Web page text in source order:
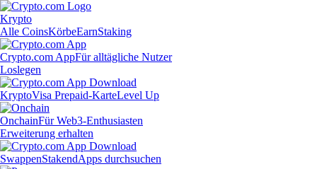
Krypto
Alle CoinsKörbeEarnStaking
Crypto.com AppFür alltägliche Nutzer
Loslegen
KryptoVisa Prepaid-KarteLevel Up
OnchainFür Web3-Enthusiasten
Erweiterung erhalten
SwappenStakendApps durchsuchen